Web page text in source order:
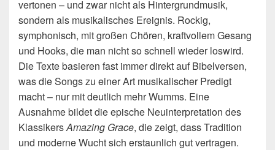
vertonen – und zwar nicht als Hintergrundmusik,
sondern als musikalisches Ereignis. Rockig,
symphonisch, mit großen Chören, kraftvollem Gesang
und Hooks, die man nicht so schnell wieder loswird.
Die Texte basieren fast immer direkt auf Bibelversen,
was die Songs zu einer Art musikalischer Predigt
macht – nur mit deutlich mehr Wumms. Eine
Ausnahme bildet die epische Neuinterpretation des
KlassikersAmazing Grace, die zeigt, dass Tradition
und moderne Wucht sich erstaunlich gut vertragen.